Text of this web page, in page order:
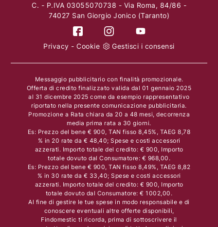
C. - P.IVA 03055070738 - Via Roma, 84/86 -
74027 San Giorgio Jonico (Taranto)
Privacy -Cookie Gestisci i consensi
Messaggio pubblicitario con finalità promozionale.
Offerta di credito finalizzato valida dal 01 gennaio 2025
al 31 dicembre 2025 come da esempio rappresentativo
riportato nella presente comunicazione pubblicitaria.
Promozione a Rata chiara da 20 a 48 mesi, decorrenza
media prima rata a 30 giorni.
Es: Prezzo del bene € 900, TAN fisso 8,45%, TAEG 8,78
% in 20 rate da € 48,40; Spese e costi accessori
azzerati. Importo totale del credito: € 900, Importo
totale dovuto dal Consumatore: € 968,00.
Es: Prezzo del bene € 900, TAN fisso 8,49%, TAEG 8,82
% in 30 rate da € 33,40; Spese e costi accessori
azzerati. Importo totale del credito: € 900, Importo
totale dovuto dal Consumatore: € 1002,00.
Al fine di gestire le tue spese in modo responsabile e di
conoscere eventuali altre offerte disponibili,
Findomestic ti ricorda, prima di sottoscrivere il